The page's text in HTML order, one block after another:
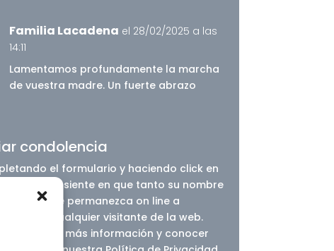
Familia Lacadena el 28/02/2025 a las
14:11
Lamentamos profundamente la marcha
de vuestra madre. Un fuerte abrazo
condolencia